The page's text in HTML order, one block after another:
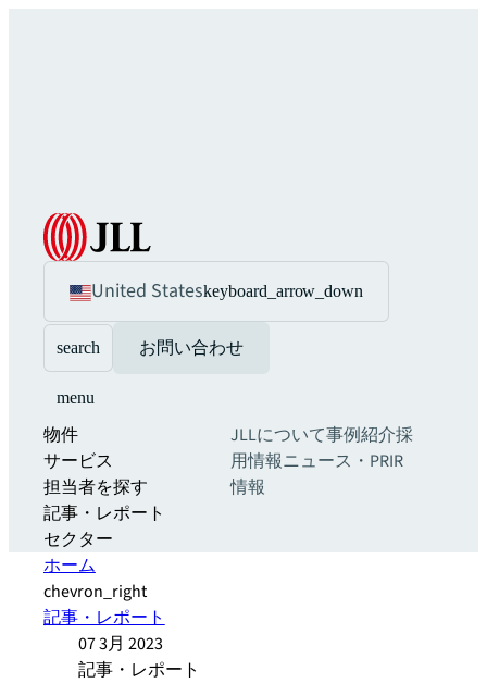
United Stateskeyboard_arrow_down
search お問い合わせ
menu
物件
サービス
担当者を探す
記事・レポート
セクター
JLLについて事例紹介採
用情報ニュース・PRIR
情報
ホーム
chevron_right
記事・レポート
07 3月 2023
記事・レポート